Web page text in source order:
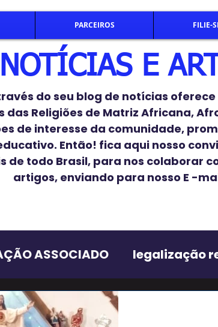
PARCEIROS FILIE-
NOTÍCIAS E
do seu blog de notícias
das Religiões de Matriz Africana,
de interesse da comunidade,
Então! fica aqui nosso
de todo Brasil, para nos colaborar
artigos, enviando para nosso E -
ASSOCIADO legalização